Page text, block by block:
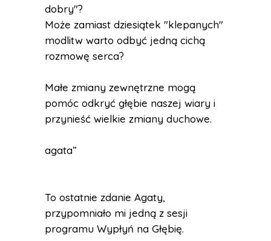
dobry"?
Może zamiast dziesiątek "klepanych"
modlitw warto odbyć jedną cichą
rozmowę serca?
Małe zmiany zewnętrzne mogą
pomóc odkryć głębie naszej wiary i
przynieść wielkie zmiany duchowe.
agata”
To ostatnie zdanie Agaty,
przypomniało mi jedną z sesji
programu Wypłyń na Głębię.